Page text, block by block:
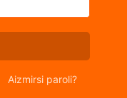
Aizmirsi paroli?